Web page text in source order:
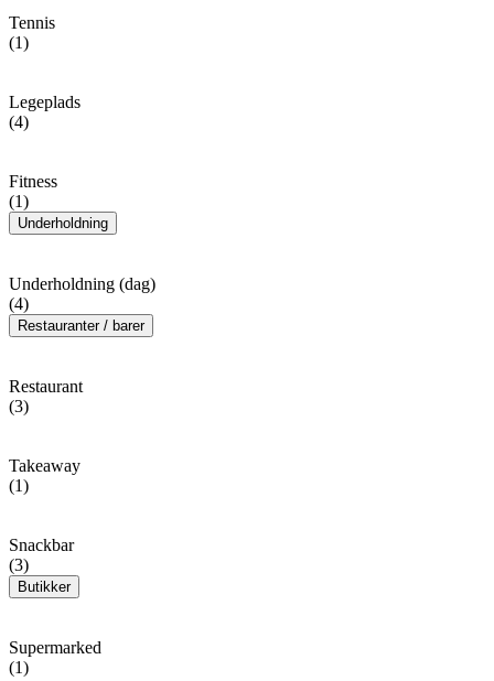
Tennis
(1)
Legeplads
(4)
Fitness
(1)
Underholdning
Underholdning (dag)
(4)
Restauranter / barer
Restaurant
(3)
Takeaway
(1)
Snackbar
(3)
Butikker
Supermarked
(1)